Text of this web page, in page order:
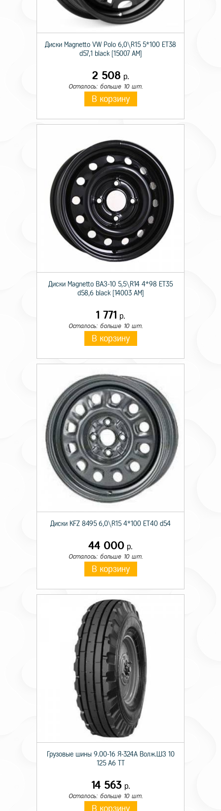
Диски Magnetto VW Polo 6,0\R15 5*100 ET38
d57,1 black [15007 AM]
2 508 р.
Осталось: больше 10 шт.
В корзину
Диски Magnetto ВАЗ-10 5,5\R14 4*98 ET35
d58,6 black [14003 AM]
1 771 р.
Осталось: больше 10 шт.
В корзину
Диски KFZ 8495 6,0\R15 4*100 ET40 d54
44 000 р.
Осталось: больше 10 шт.
В корзину
Грузовые шины 9.00-16 Я-324А Волж.ШЗ 10
125 A6 TT
14 563р.
Осталось: больше 10 шт.
В корзину